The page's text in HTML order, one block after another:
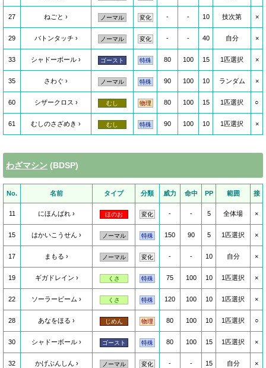
27 ねごと ノーマル 変化 - - 10 技次第 ×
29 バトンタッチ ノーマル 変化 - - 40 自分 ×
33 シャドーボール ゴースト 特殊 80 100 15 1匹選択 ×
35 さわぐ ノーマル 特殊 90 100 10 ランダム ×
60 シザークロス むし 物理 80 100 15 1匹選択 ○
61 むしのさざめき むし 特殊 90 100 10 1匹選択 ×
わざマシン (BDSP)
No. 名前 タイプ 分類 威力 命中 PP 範囲 接
11 にほんばれ ほのお 変化 - - 5 全体場 ×
15 はかいこうせん ノーマル 特殊 150 90 5 1匹選択 ×
17 まもる ノーマル 変化 - - 10 自分 ×
19 ギガドレイン くさ 特殊 75 100 10 1匹選択 ×
22 ソーラービーム くさ 特殊 120 100 10 1匹選択 ×
28 あなをほる じめん 物理 80 100 10 1匹選択 ○
30 シャドーボール ゴースト 特殊 80 100 15 1匹選択 ×
32 かげぶんしん ノーマル 変化 - - 15 自分 ×